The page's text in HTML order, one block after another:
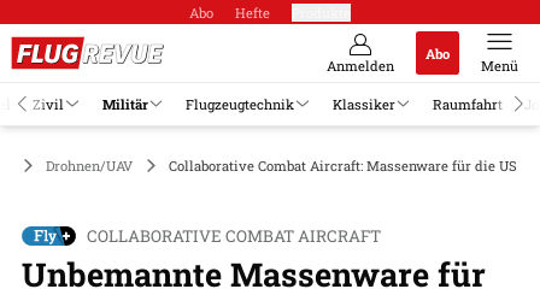
Abo Hefte
Anmelden
Abo
Menü
Zivil Militär Flugzeugtechnik Klassiker Raumfahrt
Drohnen/UAV Collaborative Combat Aircraft: Massenware für die US
COLLABORATIVE COMBAT AIRCRAFT
Unbemannte Massenware für